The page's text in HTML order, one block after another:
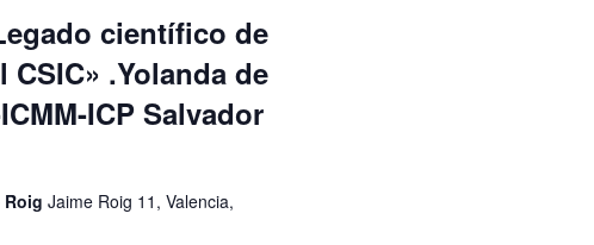
científico de
.Yolanda de
ICP Salvador
Roig Jaime Roig 11, Valencia,